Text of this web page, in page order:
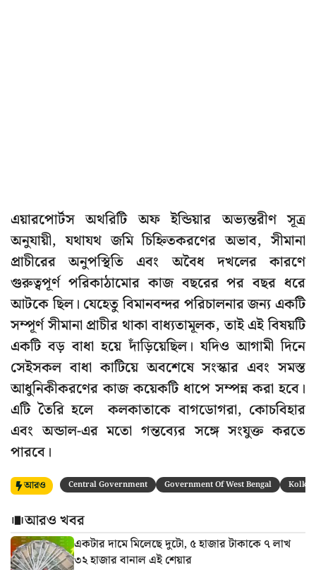
এয়ারপোর্টস অথরিটি অফ ইন্ডিয়ার অভ্যন্তরীণ সূত্র
অনুযায়ী, যথাযথ জমি চিহ্নিতকরণের অভাব, সীমানা
প্রাচীরের অনুপস্থিতি এবং অবৈধ দখলের কারণে
গুরুত্বপূর্ণ পরিকাঠামোর কাজ বছরের পর বছর ধরে
আটকে ছিল। যেহেতু বিমানবন্দর পরিচালনার জন্য একটি
সম্পূর্ণ সীমানা প্রাচীর থাকা বাধ্যতামূলক, তাই এই বিষয়টি
একটি বড় বাধা হয়ে দাঁড়িয়েছিল। যদিও আগামী দিনে
সেইসকল বাধা কাটিয়ে অবশেষে সংস্কার এবং সমস্ত
আধুনিকীকরণের কাজ কয়েকটি ধাপে সম্পন্ন করা হবে।
এটি তৈরি হলে কলকাতাকে বাগডোগরা, কোচবিহার
এবং অন্ডাল-এর মতো গন্তব্যের সঙ্গে সংযুক্ত করতে
পারবে।
আরও Central Government Government Of West Bengal
আরও খবর
একটার দামে মিলেছে দুটো, ৫ হাজার টাকাকে ৭ লাখ
৩২ হাজার বানাল এই শেয়ার